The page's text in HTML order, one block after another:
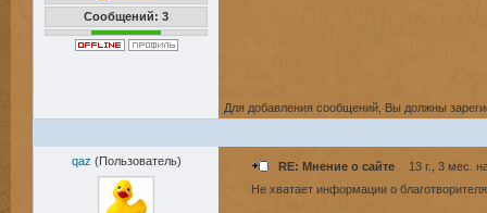
Сообщений: 3
Для добавления сообщений, Вы должны
qaz (Пользователь) RE: Мнение о сайте
13 г., 3 мес.
Не хватает информации о